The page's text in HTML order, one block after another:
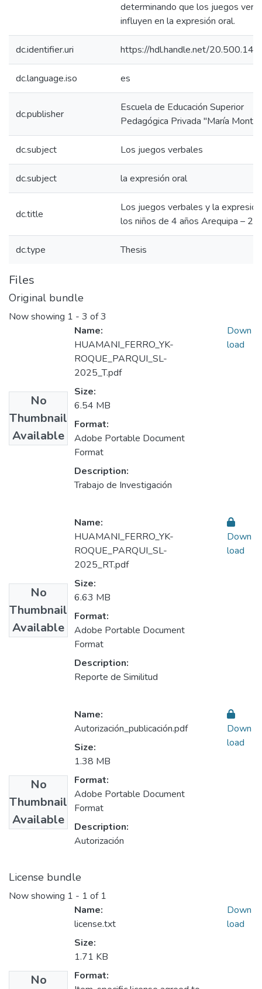
determinando que los juegos
influyen en la expresión oral.
dc.identifier.uri https://hdl.handle.net/
dc.language.iso es
dc.publisher
Escuela de Educación Superior
Pedagógica Privada "María
dc.subject Los juegos verbales
dc.subject la expresión oral
dc.title
Los juegos verbales y la
los niños de 4 años Arequipa –
dc.type Thesis
Files
Original bundle
Now showing 1 - 3 of 3
No
Thumbnail
Available
Name:
HUAMANI_FERRO_YK-
ROQUE_PARQUI_SL-
2025_T.pdf
Size:
6.54 MB
Format:
Adobe Portable Document
Format
Description:
Trabajo de Investigación
Down
load
No
Thumbnail
Available
Name:
HUAMANI_FERRO_YK-
ROQUE_PARQUI_SL-
2025_RT.pdf
Size:
6.63 MB
Format:
Adobe Portable Document
Format
Description:
Reporte de Similitud
Down
load
No
Thumbnail
Available
Name:
Autorización_publicación.pdf
Size:
1.38 MB
Format:
Adobe Portable Document
Format
Description:
Autorización
Down
load
License bundle
Now showing 1 - 1 of 1
No
Name:
license.txt
Size:
1.71 KB
Format:
Down
load